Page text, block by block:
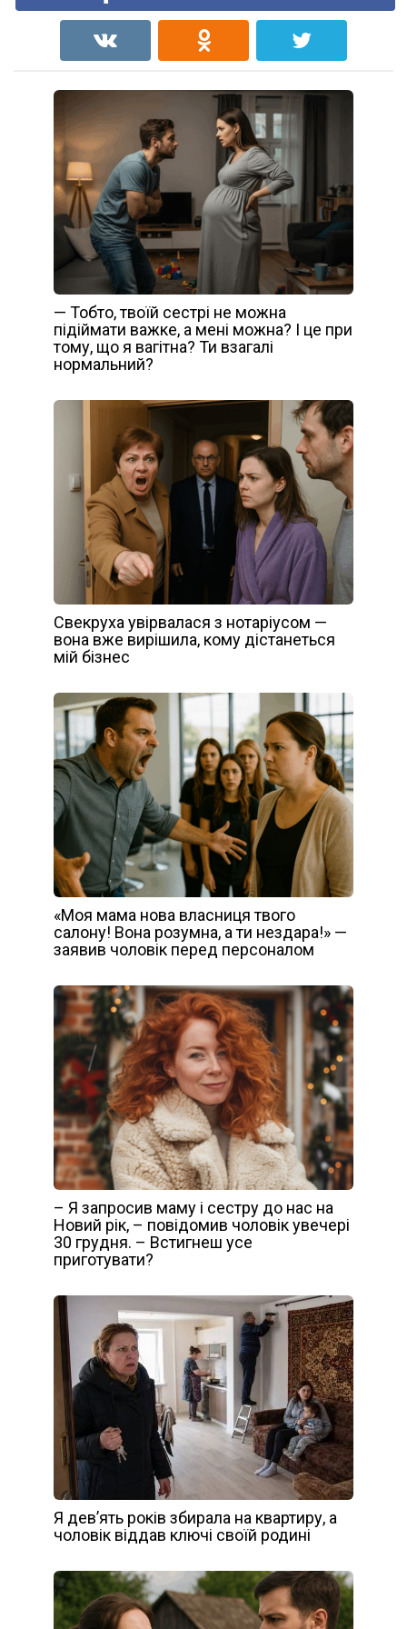
— Тобто, твоїй сестрі не можна
підіймати важке, а мені можна? І це при
тому, що я вагітна? Ти взагалі
нормальний?
Свекруха увірвалася з нотаріусом —
вона вже вирішила, кому дістанеться
мій бізнес
«Моя мама нова власниця твого
салону! Вона розумна, а ти нездара!» —
заявив чоловік перед персоналом
– Я запросив маму і сестру до нас на
Новий рік, – повідомив чоловік увечері
30 грудня. – Встигнеш усе
приготувати?
Я дев’ять років збирала на квартиру, а
чоловік віддав ключі своїй родині